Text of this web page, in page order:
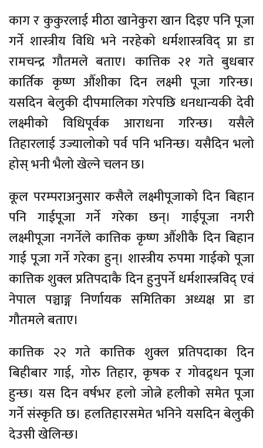
काग र कुकुरलाई मीठा खानेकुरा खान दिइए पनि पूजा
गर्ने शास्त्रीय विधि भने नरहेको धर्मशास्त्रविद् प्रा डा
रामचन्द्र गौतमले बताए। कात्तिक २१ गते बुधबार
कार्तिक कृष्ण औँशीका दिन लक्ष्मी पूजा गरिन्छ।
यसदिन बेलुकी दीपमालिका गरेपछि धनधान्यकी देवी
लक्ष्मीको विधिपूर्वक आराधना गरिन्छ। यसैले
तिहारलाई उज्यालोको पर्व पनि भनिन्छ। यसैदिन भलो
होस् भनी भैलो खेल्ने चलन छ।
कूल परम्पराअनुसार कसैले लक्ष्मीपूजाको दिन बिहान
पनि गाईपूजा गर्ने गरेका छन्। गाईपूजा नगरी
लक्ष्मीपूजा नगर्नेले कात्तिक कृष्ण औँशीकै दिन बिहान
गाई पूजा गर्ने गरेका हुन्। शास्त्रीय रुपमा गाईको पूजा
कात्तिक शुक्ल प्रतिपदाकै दिन हुनुपर्ने धर्मशास्त्रविद् एवं
नेपाल पञ्चाङ्ग निर्णायक समितिका अध्यक्ष प्रा डा
गौतमले बताए।
कात्तिक २२ गते कात्तिक शुक्ल प्रतिपदाका दिन
बिहीबार गाई, गोरु तिहार, कृषक र गोवद्र्धन पूजा
हुन्छ। यस दिन वर्षभर हलो जोत्ने हलीको समेत पूजा
गर्ने संस्कृति छ। हलतिहारसमेत भनिने यसदिन बेलुकी
देउसी खेलिन्छ।